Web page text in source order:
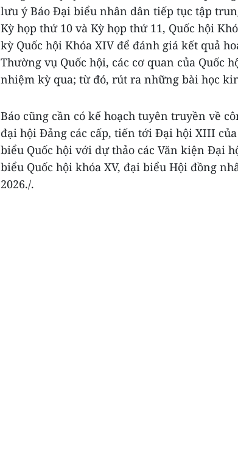
lưu ý Báo Đại biểu nhân dân tiếp tục tập
Kỳ họp thứ 10 và Kỳ họp thứ 11, Quốc hội
kỳ Quốc hội Khóa XIV để đánh giá kết quả
Thường vụ Quốc hội, các cơ quan của Quốc
nhiệm kỳ qua; từ đó, rút ra những bài học
Báo cũng cần có kế hoạch tuyên truyền về
đại hội Đảng các cấp, tiến tới Đại hội XIII
biểu Quốc hội với dự thảo các Văn kiện Đại
biểu Quốc hội khóa XV, đại biểu Hội đồng
2026./.